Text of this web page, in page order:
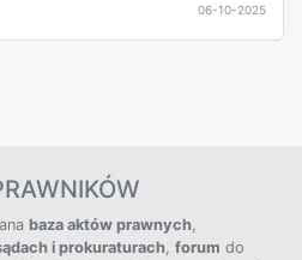
06-10-2025
baza aktów prawnych,
i prokuraturach, forum do